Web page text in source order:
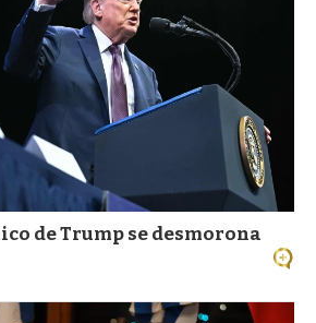
de Trump se desmorona